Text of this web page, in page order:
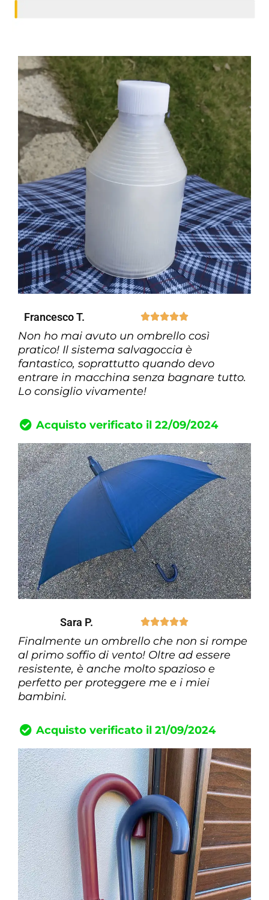
Francesco T. 
Non ho mai avuto un ombrello così
pratico! Il sistema salvagoccia è
fantastico, soprattutto quando devo
entrare in macchina senza bagnare tutto.
Lo consiglio vivamente!
Acquisto verificato il 22/09/2024
Sara P. 
Finalmente un ombrello che non si rompe
al primo soffio di vento! Oltre ad essere
resistente, è anche molto spazioso e
perfetto per proteggere me e i miei
bambini.
Acquisto verificato il 21/09/2024